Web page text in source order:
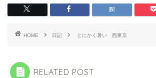
HOME 日記 とにかく暑い 西東京
RELATED POST